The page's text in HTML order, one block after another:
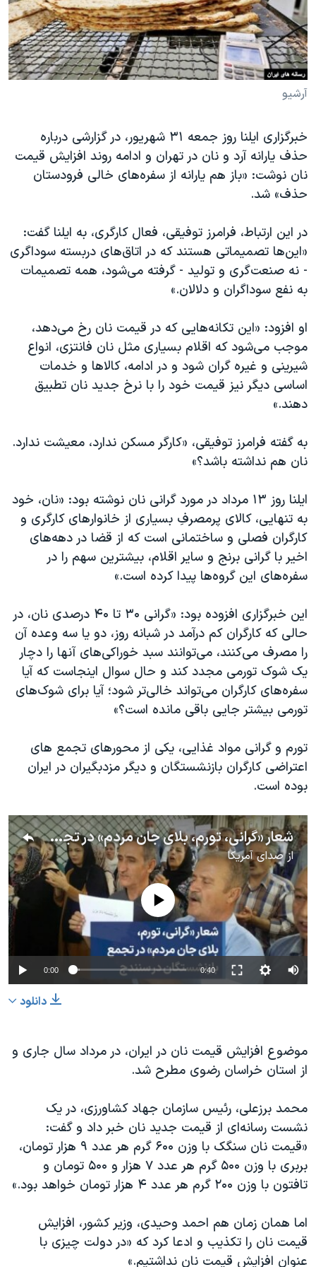
فرهنگ و زندگی
حقوق شهروندی
اقتصادی
علم و فناوری
گالری عکس
آرشیو پخش زنده
مستندها
انتخابات ریاست جمهوری آمریکا ۲۰۲۴
حمله جمهوری اسلامی به اسرائیل
رمز مهسا
اعتراضات زن، زندگی، آزادی
مجموعه مستندهای دادخواهی
تریبونال مردمی آبان ۹۸
چهل سال گروگان‌گیری
قانون شفافیت دارائی کادر رهبری ایران
اعتراضات مردمی آبان ۹۸
نرگس محمدی برنده جایزه نوبل صلح
همایش محافظه‌کاران آمریکا «سی‌پک»
صفحه‌های ویژه
دنبال کنید
آرشیو
خبرگزاری ایلنا روز جمعه ۳۱ شهریور، در گزارشی درباره
حذف یارانه‌ آرد و نان در تهران و ادامه روند افزایش قیمت
نان نوشت: «باز هم یارانه از سفره‌های خالی فرودستان
حذف» شد.
در این ارتباط، فرامرز توفیقی، فعال کارگری، به ایلنا گفت:
«این‌ها تصمیماتی‌ هستند که در اتاق‌های دربسته‌ سوداگری
- نه صنعت‌گری و تولید - گرفته می‌شود، همه تصمیمات
به نفع سوداگران و دلالان.»
او افزود: «این تکانه‌هایی که در قیمت نان رخ می‌دهد،
موجب می‌شود که اقلام بسیاری مثل نان فانتزی، انواع
شیرینی و غیره گران شود و در ادامه، کالا‌ها و خدمات
اساسی دیگر نیز قیمت خود را با نرخ جدید نان تطبیق
دهند.»
به گفته فرامرز توفیقی، «کارگر مسکن ندارد، معیشت ندارد.
نان هم نداشته باشد؟»
ایلنا روز ۱۳ مرداد در مورد گرانی نان نوشته بود: «نان، خود
به تنهایی، کالای پرمصرفِ بسیاری از خانوارهای کارگری و
کارگران فصلی و ساختمانی است که از قضا در دهه‌های
اخیر با گرانی برنج و سایر اقلام، بیشترین سهم را در
سفره‌های این گروه‌ها پیدا کرده است.»
این خبرگزاری افزوده بود: «گرانی ۳۰ تا ۴۰ درصدی نان، در
حالی که کارگران کم درآمد در شبانه روز، دو یا سه وعده آن
را مصرف می‌کنند، می‌توانند سبد خوراکی‌های آنها را دچار
یک شوک تورمی مجدد کند و حال سوال اینجاست که آیا
سفره‌های کارگران می‌تواند خالی‌تر شود؛ آیا برای شوک‌های
تورمی بیشتر جایی باقی مانده است؟»
تورم و گرانی مواد غذایی، یکی از محورهای تجمع های
اعتراضی کارگران بازنشستگان و دیگر مزدبگیران در ایران
بوده است.
شعار «گرانی، ‌تورم، بلای جان مردم» در تجمع بازنشستگان در سنندج
ازصدای آمریکا
No media source currently available
0:00 0:40
دانلود
موضوع افزایش قیمت نان در ایران، در مرداد سال جاری و
از استان خراسان رضوی مطرح شد.
محمد برزعلی، رئیس سازمان جهاد کشاورزی، در یک
نشست رسانه‌ای از قیمت جدید نان خبر داد و گفت:
«قیمت نان سنگک با وزن ۶۰۰ گرم هر عدد ۹ هزار تومان،
بربری با وزن ۵۰۰ گرم هر عدد ۷ هزار و ۵۰۰ تومان و
تافتون با وزن ۲۰۰ گرم هر عدد ۴ هزار تومان خواهد بود.»
اما همان زمان هم احمد وحیدی، وزیر کشور، افزایش
قیمت نان را تکذیب و ادعا کرد که «در دولت چیزی با
عنوان افزایش قیمت نان نداشتیم.»